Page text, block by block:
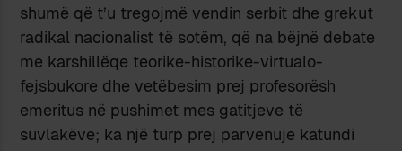
shumë që t’u tregojmë vendin serbit dhe grekut
radikal nacionalist të sotëm, që na bëjnë debate
me karshillëqe teorike-historike-virtualo-
fejsbukore dhe vetëbesim prej profesorësh
emeritus në pushimet mes gatitjeve të
suvlakëve; ka një turp prej parvenuje katundi